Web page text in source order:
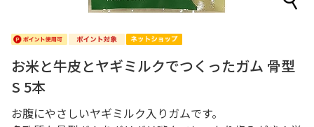
お米と牛皮とヤギミルクでつくったガム 骨型
S 5本
お腹にやさしいヤギミルク入りガムです。